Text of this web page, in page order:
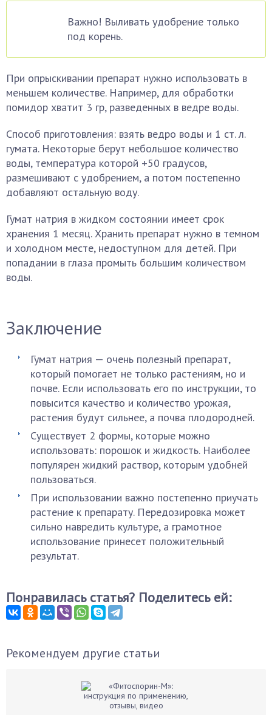
Важно! Выливать удобрение только
под корень.
При опрыскивании препарат нужно использовать в
меньшем количестве. Например, для обработки
помидор хватит 3 гр, разведенных в ведре воды.
Способ приготовления: взять ведро воды и 1 ст. л.
гумата. Некоторые берут небольшое количество
воды, температура которой +50 градусов,
размешивают с удобрением, а потом постепенно
добавляют остальную воду.
Гумат натрия в жидком состоянии имеет срок
хранения 1 месяц. Хранить препарат нужно в темном
и холодном месте, недоступном для детей. При
попадании в глаза промыть большим количеством
воды.
Заключение
Гумат натрия — очень полезный препарат,
который помогает не только растениям, но и
почве. Если использовать его по инструкции, то
повысится качество и количество урожая,
растения будут сильнее, а почва плодородней.
Существует 2 формы, которые можно
использовать: порошок и жидкость. Наиболее
популярен жидкий раствор, которым удобней
пользоваться.
При использовании важно постепенно приучать
растение к препарату. Передозировка может
сильно навредить культуре, а грамотное
использование принесет положительный
результат.
Понравилась статья? Поделитесь ей:
Рекомендуем другие статьи